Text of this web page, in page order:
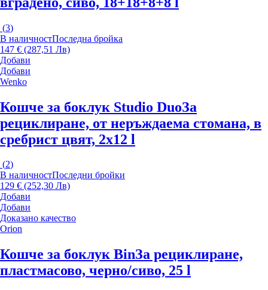
(3)
В наличностПоследна бройка
147 € (287,51 Лв)
Добави
Добави
Wenko
Кошче за боклук Studio DuoЗа
рециклиране, от неръждаема стомана, в
сребрист цвят, 2x12 l
(2)
В наличностПоследни бройки
129 € (252,30 Лв)
Добави
Добави
Доказано качество
Orion
Кошче за боклук BinЗа рециклиране,
пластмасово, черно/сиво, 25 l